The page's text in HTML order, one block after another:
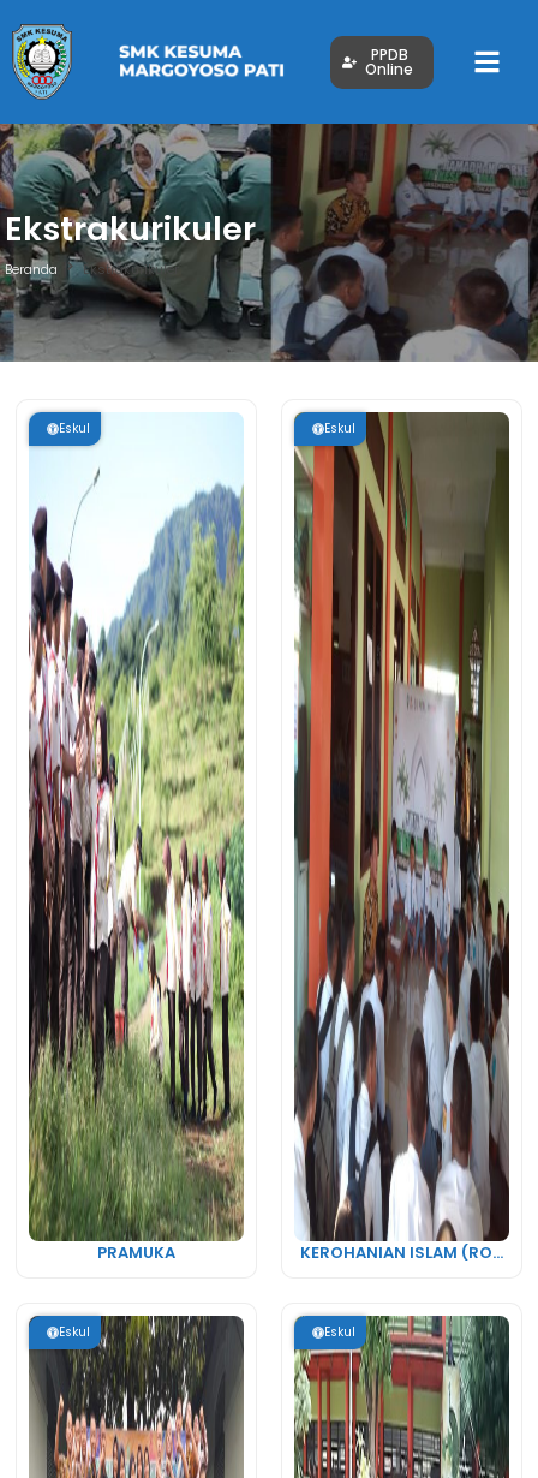
PPDB
Online
Ekstrakurikuler
Beranda Ekstrakurikuler
Eskul
PRAMUKA
Eskul
KEROHANIAN ISLAM (RO...
Eskul Eskul